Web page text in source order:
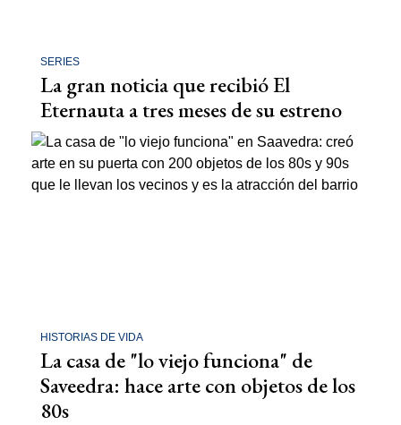
SERIES
La gran noticia que recibió El
Eternauta a tres meses de su estreno
HISTORIAS DE VIDA
La casa de "lo viejo funciona" de
Saveedra: hace arte con objetos de los
80s